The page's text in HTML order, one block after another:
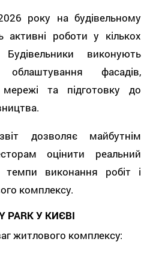
року на будівельному
активні роботи у кількох
виконують
фасадів,
мережі та підготовку до
дозволяє майбутнім
оцінити реальний
темпи виконання робіт і
комплексу.
PARK У КИЄВІ
житлового комплексу: